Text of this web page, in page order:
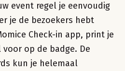
event regel je eenvoudig
je de bezoekers hebt
Check-in app, print je
op de badge. De
kun je helemaal